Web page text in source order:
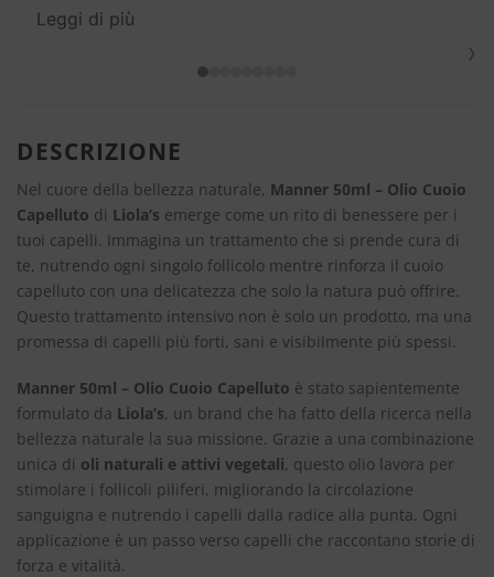
Leggi di più
›
DESCRIZIONE
Nel cuore della bellezza naturale, Manner 50ml – Olio Cuoio
Capelluto di Liola’s emerge come un rito di benessere per i
tuoi capelli. Immagina un trattamento che si prende cura di
te, nutrendo ogni singolo follicolo mentre rinforza il cuoio
capelluto con una delicatezza che solo la natura può offrire.
Questo trattamento intensivo non è solo un prodotto, ma una
promessa di capelli più forti, sani e visibilmente più spessi.
Manner 50ml – Olio Cuoio Capelluto è stato sapientemente
formulato da Liola’s, un brand che ha fatto della ricerca nella
bellezza naturale la sua missione. Grazie a una combinazione
unica di oli naturali e attivi vegetali, questo olio lavora per
stimolare i follicoli piliferi, migliorando la circolazione
sanguigna e nutrendo i capelli dalla radice alla punta. Ogni
applicazione è un passo verso capelli che raccontano storie di
forza e vitalità.